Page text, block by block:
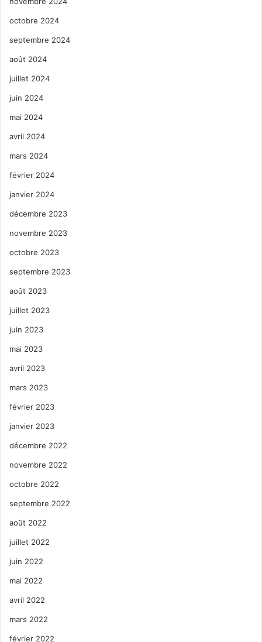
octobre 2024
septembre 2024
août 2024
juillet 2024
juin 2024
mai 2024
avril 2024
mars 2024
février 2024
janvier 2024
décembre 2023
novembre 2023
octobre 2023
septembre 2023
août 2023
juillet 2023
juin 2023
mai 2023
avril 2023
mars 2023
février 2023
janvier 2023
décembre 2022
novembre 2022
octobre 2022
septembre 2022
août 2022
juillet 2022
juin 2022
mai 2022
avril 2022
mars 2022
février 2022